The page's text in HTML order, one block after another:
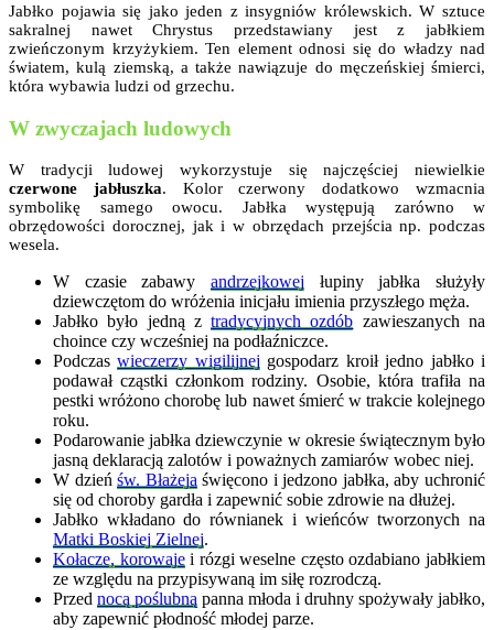
Jabłko pojawia się jako jeden z insygniów królewskich. W sztuce
sakralnej nawet Chrystus przedstawiany jest z jabłkiem
zwieńczonym krzyżykiem. Ten element odnosi się do władzy nad
światem, kulą ziemską, a także nawiązuje do męczeńskiej śmierci,
która wybawia ludzi od grzechu.
W zwyczajach ludowych
W tradycji ludowej wykorzystuje się najczęściej niewielkie
czerwone jabłuszka. Kolor czerwony dodatkowo wzmacnia
symbolikę samego owocu. Jabłka występują zarówno w
obrzędowości dorocznej, jak i w obrzędach przejścia np. podczas
wesela.
W czasie zabawy andrzejkowej łupiny jabłka służyły
dziewczętom do wróżenia inicjału imienia przyszłego męża.
Jabłko było jedną ztradycyjnych ozdób zawieszanych na
choince czy wcześniej na podłaźniczce.
Podczaswieczerzy wigilijnej gospodarz kroił jedno jabłko i
podawał cząstki członkom rodziny. Osobie, która trafiła na
pestki wróżono chorobę lub nawet śmierć w trakcie kolejnego
roku.
Podarowanie jabłka dziewczynie w okresie świątecznym było
jasną deklaracją zalotów i poważnych zamiarów wobec niej.
W dzieńśw. Błażeja święcono i jedzono jabłka, aby uchronić
się od choroby gardła i zapewnić sobie zdrowie na dłużej.
Jabłko wkładano do równianek i wieńców tworzonych na
Matki Boskiej Zielnej.
Kołacze, korowajei rózgi weselne często ozdabiano jabłkiem
ze względu na przypisywaną im siłę rozrodczą.
Przed nocą poślubną panna młoda i druhny spożywały jabłko,
aby zapewnić płodność młodej parze.